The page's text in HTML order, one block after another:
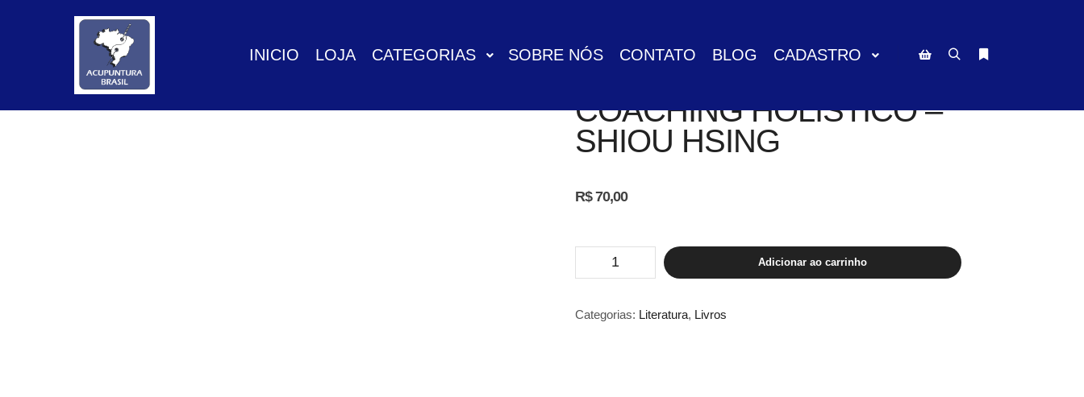
INICIO LOJA CATEGORIAS SOBRE NÓS CONTATO BLOG CADASTRO
COACHING HOLÍSTICO –
SHIOU HSING
R$70,00
HOLÍSTICO
-
HSING
quantidade
Adicionar ao carrinho
Categorias: Literatura, Livros